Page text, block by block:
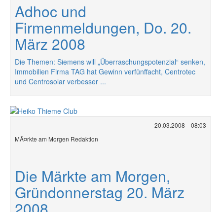
Adhoc und
Firmenmeldungen, Do. 20.
März 2008
Die Themen: Siemens will „Überraschungspotenzial“ senken,
Immobilien Firma TAG hat Gewinn verfünffacht, Centrotec
und Centrosolar verbesser ...
20.03.2008
08:03
MÃ¤rkte am Morgen Redaktion
Die Märkte am Morgen,
Gründonnerstag 20. März